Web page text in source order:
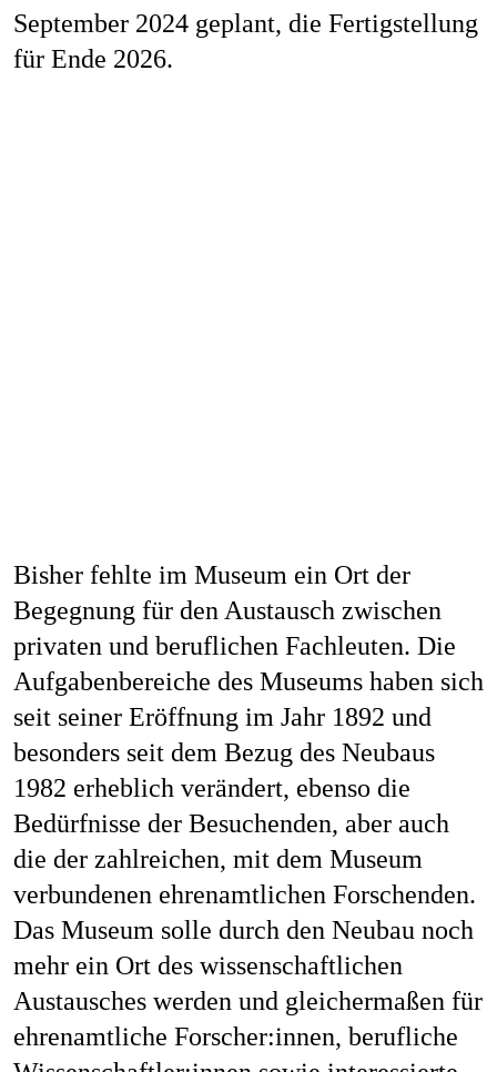
September 2024 geplant, die Fertigstellung
für Ende 2026.
Bisher fehlte im Museum ein Ort der
Begegnung für den Austausch zwischen
privaten und beruflichen Fachleuten. Die
Aufgabenbereiche des Museums haben sich
seit seiner Eröffnung im Jahr 1892 und
besonders seit dem Bezug des Neubaus
1982 erheblich verändert, ebenso die
Bedürfnisse der Besuchenden, aber auch
die der zahlreichen, mit dem Museum
verbundenen ehrenamtlichen Forschenden.
Das Museum solle durch den Neubau noch
mehr ein Ort des wissenschaftlichen
Austausches werden und gleichermaßen für
ehrenamtliche Forscher:innen, berufliche